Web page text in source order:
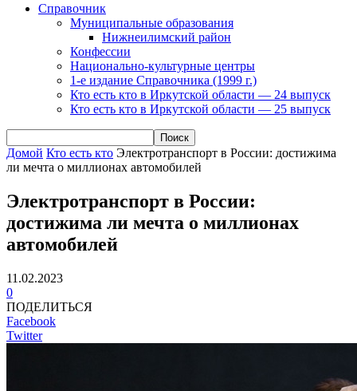
Справочник
Муниципальные образования
Нижнеилимский район
Конфессии
Национально-культурные центры
1-е издание Справочника (1999 г.)
Кто есть кто в Иркутской области — 24 выпуск
Кто есть кто в Иркутской области — 25 выпуск
Домой Кто есть кто Электротранспорт в России: достижима
ли мечта о миллионах автомобилей
Электротранспорт в России:
достижима ли мечта о миллионах
автомобилей
11.02.2023
0
ПОДЕЛИТЬСЯ
Facebook
Twitter